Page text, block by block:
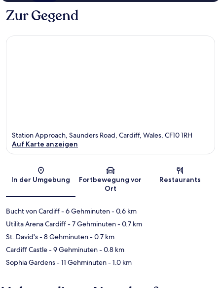
Zur Gegend
Karte
Station Approach, Saunders Road, Cardiff, Wales, CF10 1RH
Auf Karte anzeigen
In der Umgebung
Fortbewegung vor
Ort
Restaurants
Bucht von Cardiff- 6 Gehminuten- 0.6 km
Utilita Arena Cardiff- 7 Gehminuten- 0.7 km
St. David's- 8 Gehminuten- 0.7 km
Cardiff Castle- 9 Gehminuten- 0.8 km
Sophia Gardens- 11 Gehminuten- 1.0 km